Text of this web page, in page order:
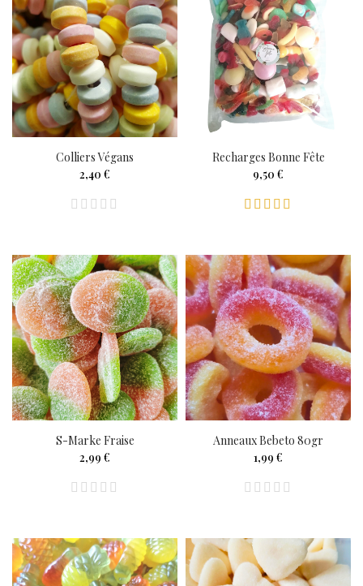
Colliers Végans
2,40 €
Recharges Bonne Fête
9,50 €
S-Marke Fraise
2,99 €
Anneaux Bebeto 80gr
1,99 €